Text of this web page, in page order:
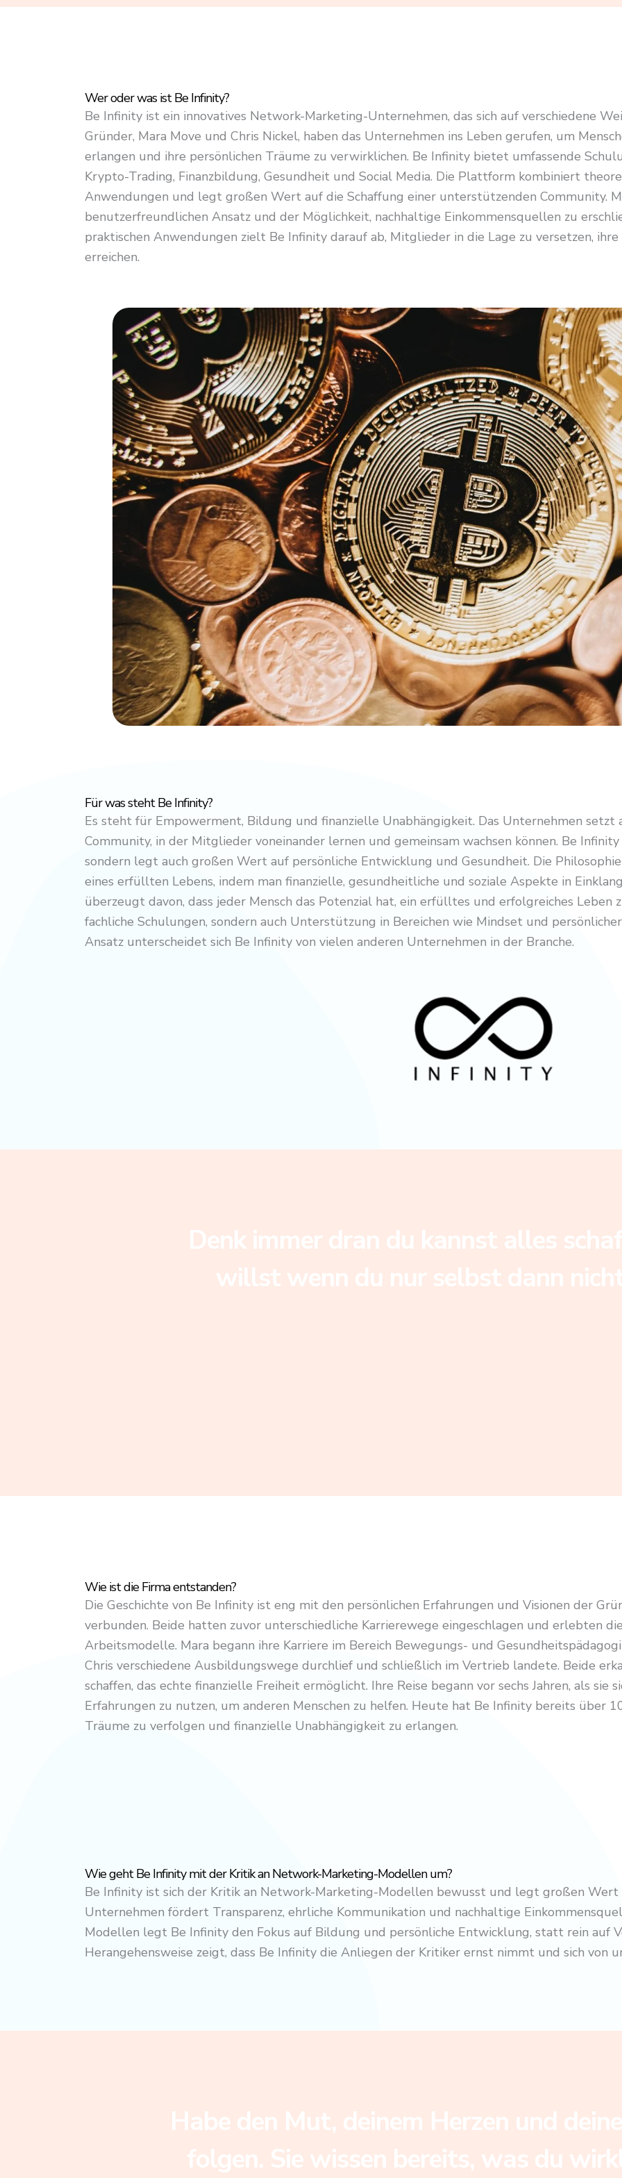
t
o
f
5
Wer oder was ist Be Infinity?
Be Infinity ist ein innovatives Network-Marketing-Unternehmen, das sich auf verschiedene
Gründer, Mara Move und Chris Nickel, haben das Unternehmen ins Leben gerufen, um
erlangen und ihre persönlichen Träume zu verwirklichen. Be Infinity bietet umfassende
Krypto-Trading, Finanzbildung, Gesundheit und Social Media. Die Plattform kombiniert
Anwendungen und legt großen Wert auf die Schaffung einer unterstützenden Community.
benutzerfreundlichen Ansatz und der Möglichkeit, nachhaltige Einkommensquellen zu
praktischen Anwendungen zielt Be Infinity darauf ab, Mitglieder in die Lage zu versetzen,
erreichen.
Für was steht Be Infinity?
Es steht für Empowerment, Bildung und finanzielle Unabhängigkeit. Das Unternehmen
Community, in der Mitglieder voneinander lernen und gemeinsam wachsen können. Be
sondern legt auch großen Wert auf persönliche Entwicklung und Gesundheit. Die
eines erfüllten Lebens, indem man finanzielle, gesundheitliche und soziale Aspekte in
überzeugt davon, dass jeder Mensch das Potenzial hat, ein erfülltes und erfolgreiches Leben
fachliche Schulungen, sondern auch Unterstützung in Bereichen wie Mindset und
Ansatz unterscheidet sich Be Infinity von vielen anderen Unternehmen in der Branche.
Denk immer dran du kannst alles
willst wenn du nur selbst dann
Wie ist die Firma entstanden?
Die Geschichte von Be Infinity ist eng mit den persönlichen Erfahrungen und Visionen der
verbunden. Beide hatten zuvor unterschiedliche Karrierewege eingeschlagen und erlebten
Arbeitsmodelle. Mara begann ihre Karriere im Bereich Bewegungs- und
Chris verschiedene Ausbildungswege durchlief und schließlich im Vertrieb landete. Beide
schaffen, das echte finanzielle Freiheit ermöglicht. Ihre Reise begann vor sechs Jahren, als sie
Erfahrungen zu nutzen, um anderen Menschen zu helfen. Heute hat Be Infinity bereits über
Träume zu verfolgen und finanzielle Unabhängigkeit zu erlangen.
Wie geht Be Infinity mit der Kritik an Network-Marketing-Modellen um?
Be Infinity ist sich der Kritik an Network-Marketing-Modellen bewusst und legt großen Wert
Unternehmen fördert Transparenz, ehrliche Kommunikation und nachhaltige
Modellen legt Be Infinity den Fokus auf Bildung und persönliche Entwicklung, statt rein auf
Herangehensweise zeigt, dass Be Infinity die Anliegen der Kritiker ernst nimmt und sich von
Habe den Mut, deinem Herzen und
folgen. Sie wissen bereits, was du